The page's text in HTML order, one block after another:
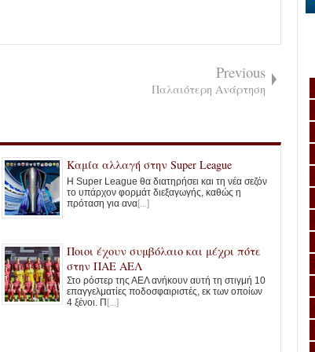
Previous
Παλαιότερη Ανάρτηση
Καμία αλλαγή στην Super League
Η Super League θα διατηρήσει και τη νέα σεζόν
το υπάρχον φορμάτ διεξαγωγής, καθώς η
πρόταση για ανα[...]
Ποιοι έχουν συμβόλαιο και μέχρι πότε
στην ΠΑΕ ΑΕΛ
Στο ρόστερ της ΑΕΛ ανήκουν αυτή τη στιγμή 10
επαγγελματίες ποδοσφαιριστές, εκ των οποίων
4 ξένοι. Π [...]